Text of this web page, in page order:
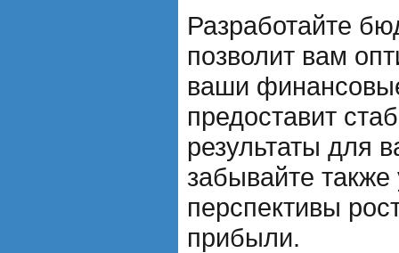
Разработайте
позволит вам
ваши
предоставит
результаты для
забывайте
перспективы
прибыли.